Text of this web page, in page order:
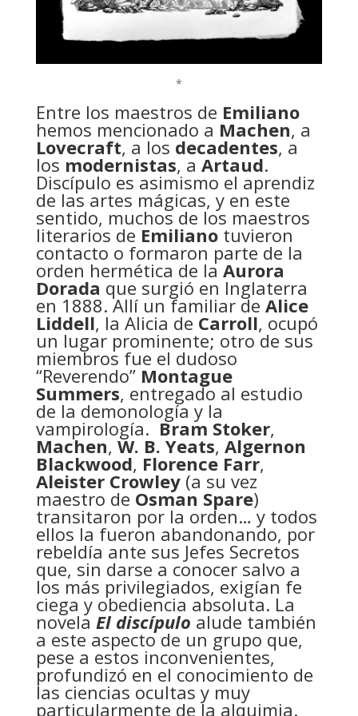
*
Entre los maestros de Emiliano
hemos mencionado a Machen, a
Lovecraft, a los decadentes, a
los modernistas, a Artaud.
Discípulo es asimismo el aprendiz
de las artes mágicas, y en este
sentido, muchos de los maestros
literarios de Emilianotuvieron
contacto o formaron parte de la
orden hermética de la Aurora
Dorada que surgió en Inglaterra
en 1888. Allí un familiar de Alice
Liddell, la Alicia de Carroll, ocupó
un lugar prominente; otro de sus
miembros fue el dudoso
“Reverendo” Montague
Summers, entregado al estudio
de la demonología y la
vampirología. Bram Stoker,
Machen, W. B. Yeats, Algernon
Blackwood, Florence Farr,
Aleister Crowley(a su vez
maestro de Osman Spare)
transitaron por la orden… y todos
ellos la fueron abandonando, por
rebeldía ante sus Jefes Secretos
que, sin darse a conocer salvo a
los más privilegiados, exigían fe
ciega y obediencia absoluta. La
novela El discípulo alude también
a este aspecto de un grupo que,
pese a estos inconvenientes,
profundizó en el conocimiento de
las ciencias ocultas y muy
particularmente de la alquimia.